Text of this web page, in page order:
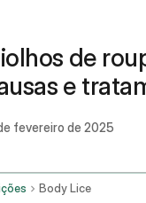
de
e
fevereiro de 2025
Body Lice